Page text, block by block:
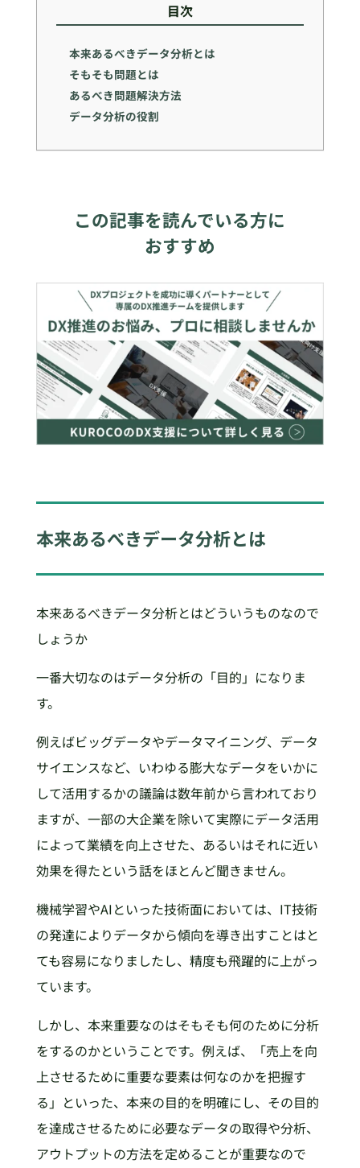
目次
本来あるべきデータ分析とは
そもそも問題とは
あるべき問題解決方法
データ分析の役割
この記事を読んでいる方に
おすすめ
本来あるべきデータ分析とは
本来あるべきデータ分析とはどういうものなので
しょうか
一番大切なのはデータ分析の「目的」になりま
す。
例えばビッグデータやデータマイニング、データ
サイエンスなど、いわゆる膨大なデータをいかに
して活用するかの議論は数年前から言われており
ますが、一部の大企業を除いて実際にデータ活用
によって業績を向上させた、あるいはそれに近い
効果を得たという話をほとんど聞きません。
機械学習やAIといった技術面においては、IT技術
の発達によりデータから傾向を導き出すことはと
ても容易になりましたし、精度も飛躍的に上がっ
ています。
しかし、本来重要なのはそもそも何のために分析
をするのかということです。例えば、「売上を向
上させるために重要な要素は何なのかを把握す
る」といった、本来の目的を明確にし、その目的
を達成させるために必要なデータの取得や分析、
アウトプットの方法を定めることが重要なので